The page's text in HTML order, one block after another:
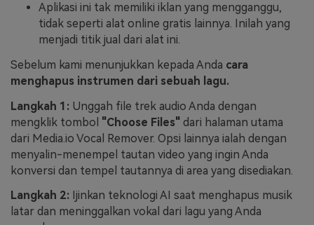
Aplikasi ini tak memiliki iklan yang mengganggu,
tidak seperti alat online gratis lainnya. Inilah yang
menjadi titik jual dari alat ini.
Sebelum kami menunjukkan kepada Anda cara
menghapus instrumen dari sebuah lagu.
Langkah 1: Unggah file trek audio Anda dengan
mengklik tombol "Choose Files" dari halaman utama
dari Media.io Vocal Remover. Opsi lainnya ialah dengan
menyalin-menempel tautan video yang ingin Anda
konversi dan tempel tautannya di area yang disediakan.
Langkah 2: Ijinkan teknologi AI saat menghapus musik
latar dan meninggalkan vokal dari lagu yang Anda